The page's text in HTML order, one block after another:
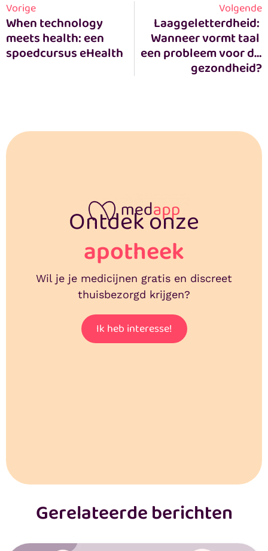
Vorige
When technology
meets health: een
spoedcursus eHealth
Volgende
Laaggeletterdheid:
Wanneer vormt taal
een probleem voor de
gezondheid?
Ontdek onze
apotheek
Wil je je medicijnen gratis en discreet
thuisbezorgd krijgen?
Ik heb interesse!
Gerelateerde berichten